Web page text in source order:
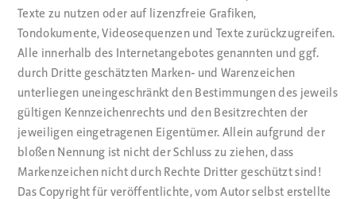
Texte zu nutzen oder auf lizenzfreie Grafiken,
Tondokumente, Videosequenzen und Texte zurückzugreifen.
Alle innerhalb des Internetangebotes genannten und ggf.
durch Dritte geschätzten Marken- und Warenzeichen
unterliegen uneingeschränkt den Bestimmungen des jeweils
gültigen Kennzeichenrechts und den Besitzrechten der
jeweiligen eingetragenen Eigentümer. Allein aufgrund der
bloßen Nennung ist nicht der Schluss zu ziehen, dass
Markenzeichen nicht durch Rechte Dritter geschützt sind!
Das Copyright für veröffentlichte, vom Autor selbst erstellte